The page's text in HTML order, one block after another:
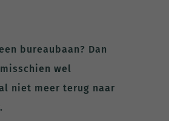
bureaubaan? Dan
wel
niet meer terug naar